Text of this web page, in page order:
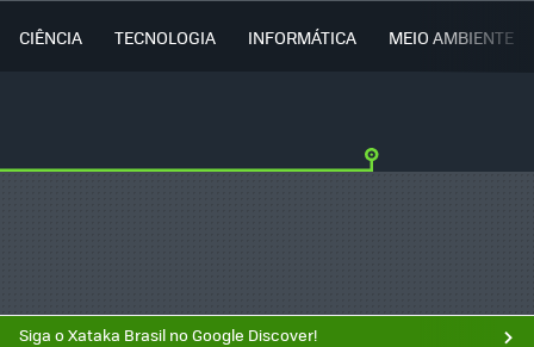
CIÊNCIA TECNOLOGIA INFORMÁTICA MEIO AMBIENTE
Siga o Xataka Brasil no Google Discover!